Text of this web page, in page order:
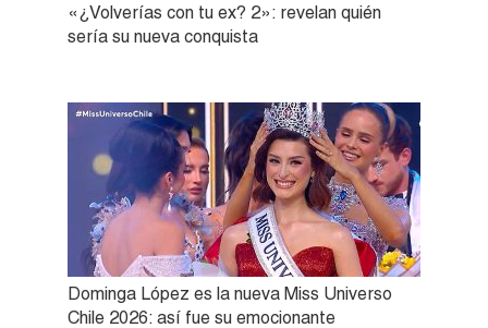
«¿Volverías con tu ex? 2»: revelan quién
sería su nueva conquista
Dominga López es la nueva Miss Universo
Chile 2026: así fue su emocionante